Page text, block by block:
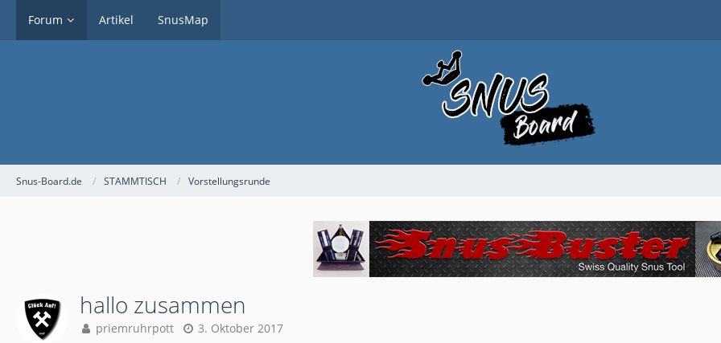
Forum Artikel SnusMap
Snus-Board.de STAMMTISCH Vorstellungsrunde
hallo zusammen
priemruhrpott 3. Oktober 2017